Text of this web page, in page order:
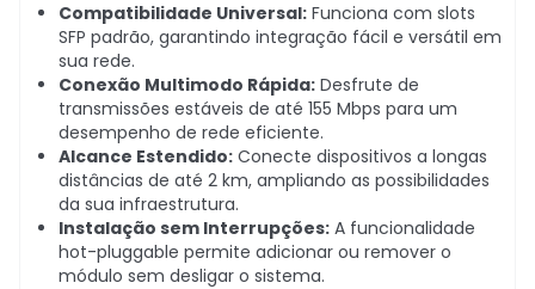
Compatibilidade Universal: Funciona com slots
SFP padrão, garantindo integração fácil e versátil em
sua rede.
Conexão Multimodo Rápida: Desfrute de
transmissões estáveis de até 155 Mbps para um
desempenho de rede eficiente.
Alcance Estendido: Conecte dispositivos a longas
distâncias de até 2 km, ampliando as possibilidades
da sua infraestrutura.
Instalação sem Interrupções: A funcionalidade
hot-pluggable permite adicionar ou remover o
módulo sem desligar o sistema.